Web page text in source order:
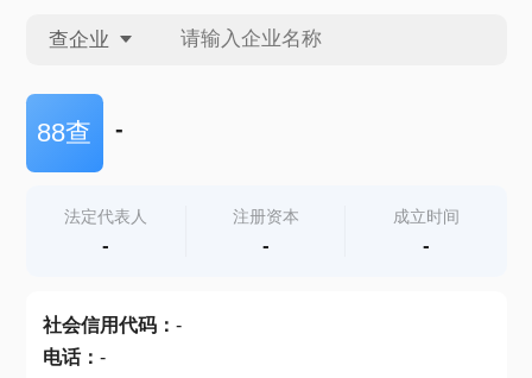
查企业
查企业
查产地
88查 -
法定代表人
-
注册资本
-
成立时间
-
社会信用代码： -
电话： -